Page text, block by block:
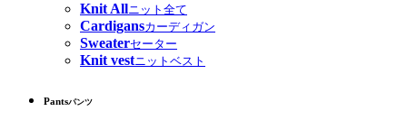
Knit Allニット全て
Cardigansカーディガン
Sweaterセーター
Knit vestニットベスト
Pantsパンツ